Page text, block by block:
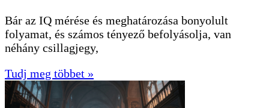
Bár az IQ mérése és meghatározása bonyolult
folyamat, és számos tényező befolyásolja, van
néhány csillagjegy,
Tudj meg többet »